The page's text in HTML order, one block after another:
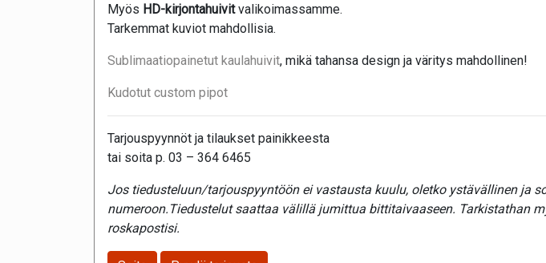
Myös HD-kirjontahuivitvalikoimassamme.
Tarkemmat kuviot mahdollisia.
Sublimaatiopainetut kaulahuivit, mikä tahansa design ja väritys mahdollinen!
Kudotut custom pipot
Tarjouspyynnöt ja tilaukset painikkeesta
tai soita p. 03 – 364 6465
Jos tiedusteluun/tarjouspyyntöön ei vastausta kuulu, oletko ystävällinen ja
numeroon.Tiedustelut saattaa välillä jumittua bittitaivaaseen. Tarkistathan
roskapostisi.